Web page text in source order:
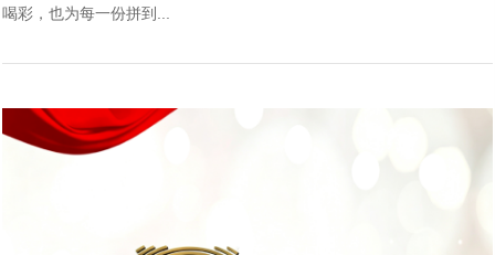
喝彩，也为每一份拼到...